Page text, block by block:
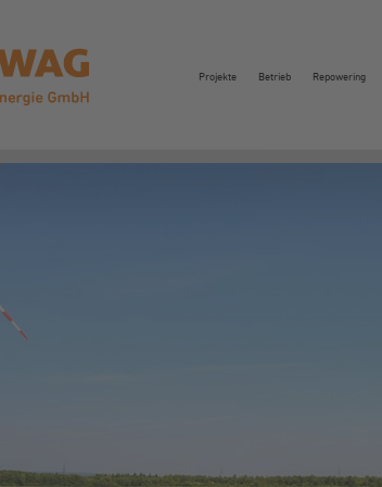
Projekte Betrieb Repowering